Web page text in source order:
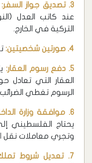
3. تصديق جواز السفر:
عند كاتب العدل
التركية في الخارج.
4. صورتين شخصيتين:
5. دفع رسوم العقار:
العقار التي تعادل
الرسوم تغطي الضرائب
6. موافقة وزارة الداخلية:
يحتاج الفلسطيني
وتجري معاملات نقل
7. تعديل شروط تملك الفلسطينيين: